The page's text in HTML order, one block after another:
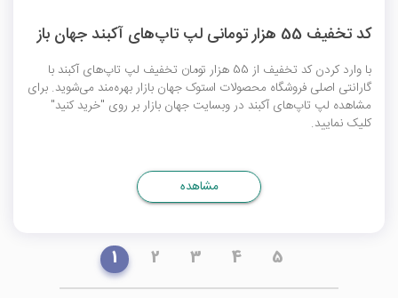
کد تخفیف 55 هزار تومانی لپ تاپ‌های آکبند جهان باز
با وارد کردن کد تخفیف از 55 هزار تومان تخفیف لپ تاپ‌های آکبند با
گارانتی اصلی فروشگاه محصولات استوک جهان بازار بهره‌مند می‌شوید. برای
مشاهده لپ تاپ‌های آکبند در وبسایت جهان بازار بر روی "خرید کنید"
کلیک نمایید.
مشاهده
1 2 3 4 5